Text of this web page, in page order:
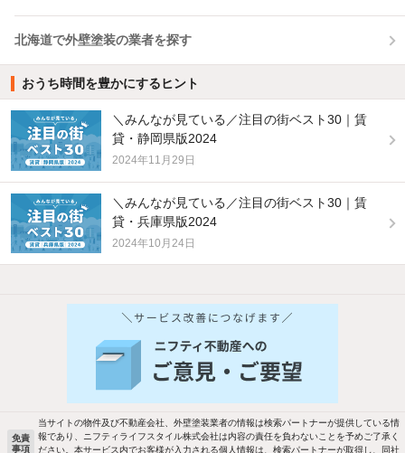
北海道で外壁塗装の業者を探す
おうち時間を豊かにするヒント
＼みんなが見ている／注目の街ベスト30｜賃
貸・静岡県版2024
2024年11月29日
＼みんなが見ている／注目の街ベスト30｜賃
貸・兵庫県版2024
2024年10月24日
他の人はこんな条件で絞り込んでいます！
バス・トイレ別 2階以上
免責
事項
当サイトの物件及び不動産会社、外壁塗装業者の情報は検索パートナーが提供している情
報であり、ニフティライフスタイル株式会社は内容の責任を負わないことを予めご了承く
ださい。本サービス内でお客様が入力される個人情報は、検索パートナーが取得し、同社